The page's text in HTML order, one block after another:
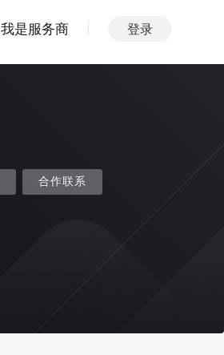
我是服务商 登录
合作联系